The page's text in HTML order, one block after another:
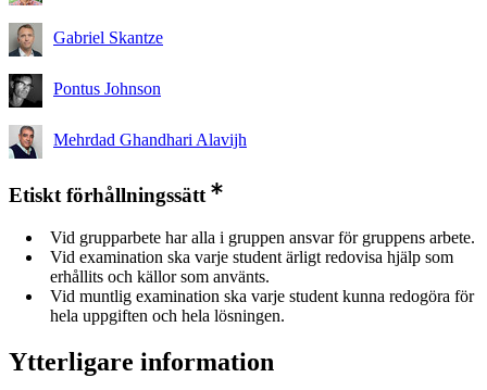
Gabriel Skantze
Pontus Johnson
Mehrdad Ghandhari Alavijh
Etiskt förhållningssätt
Vid grupparbete har alla i gruppen ansvar för gruppens arbete.
Vid examination ska varje student ärligt redovisa hjälp som
erhållits och källor som använts.
Vid muntlig examination ska varje student kunna redogöra för
hela uppgiften och hela lösningen.
Ytterligare information